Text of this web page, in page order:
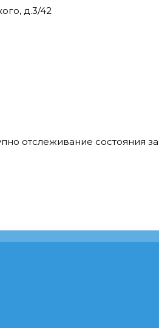
д.3/42
отслеживание состояния